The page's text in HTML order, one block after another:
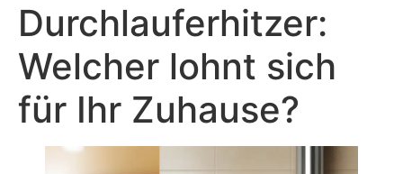
Durchlauferhitzer:
Welcher lohnt sich
für Ihr Zuhause?